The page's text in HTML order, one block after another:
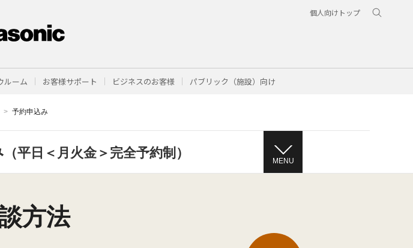
個人向けトップ
ルーム お客様サポート ビジネスのお客様 パブリック（施設）向け
予約申込み
（平日＜月火金＞完全予約制）
MENU
方法